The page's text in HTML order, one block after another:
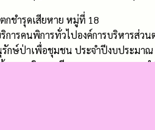
ชำรุดเสียหาย หมู่ที่ 18
ารคนพิการทั่วไปองค์การบริหารส่ว
กษ์ป่าเพื่อชุมชน ประจำปีงบประมาณ
เศรษฐกิจพอเพียง ตามแนวพระรา